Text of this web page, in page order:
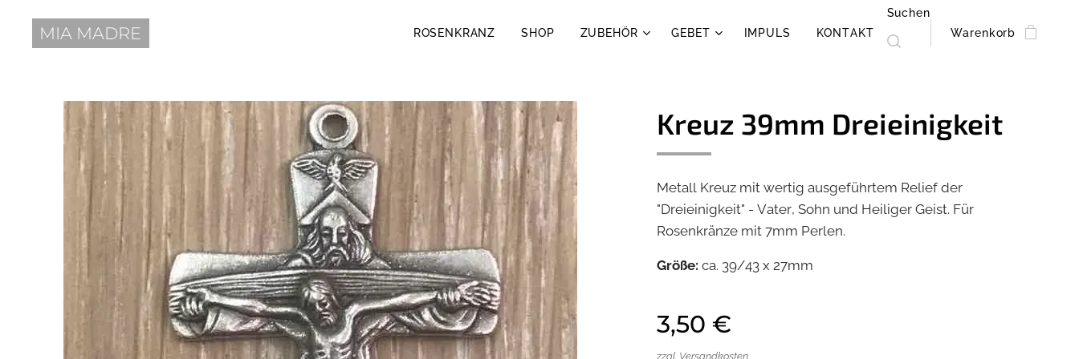
MIA MADRE ROSENKRANZ SHOP ZUBEHÖR GEBET IMPULS KONTAKT
Suchen
Warenkorb
Kreuz 39mm Dreieinigkeit
Metall Kreuz mit wertig ausgeführtem Relief der
"Dreieinigkeit" - Vater, Sohn und Heiliger Geist. Für
Rosenkränze mit 7mm Perlen.
Größe: ca. 39/43 x 27mm
3,50 €
zzgl. Versandkosten